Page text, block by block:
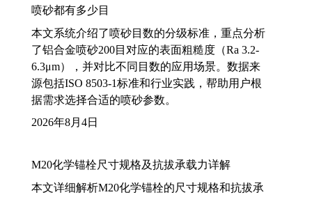
喷砂都有多少目
本文系统介绍了喷砂目数的分级标准，重点分析
了铝合金喷砂200目对应的表面粗糙度（Ra 3.2-
6.3μm），并对比不同目数的应用场景。数据来
源包括ISO 8503-1标准和行业实践，帮助用户根
据需求选择合适的喷砂参数。
2026年8月4日
M20化学锚栓尺寸规格及抗拔承载力详解
本文详细解析M20化学锚栓的尺寸规格和抗拔承